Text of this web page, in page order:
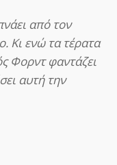
από τον
Κι ενώ τα τέρατα
Φορντ φαντάζει
αυτή την